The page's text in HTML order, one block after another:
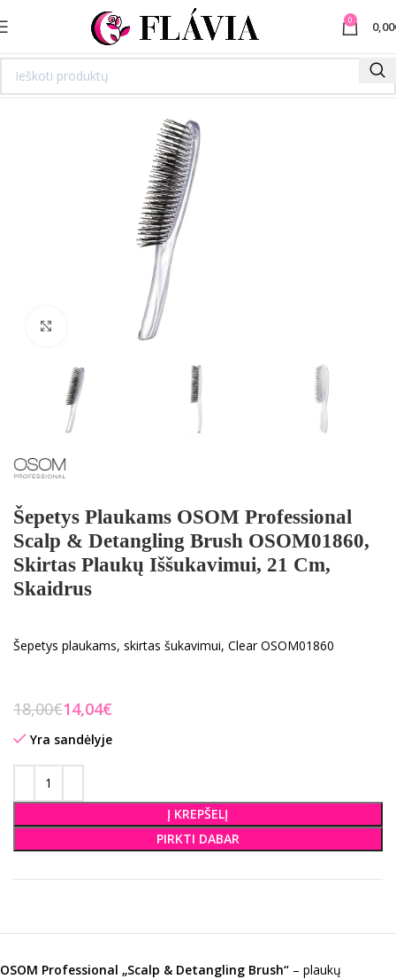
0 0,00
Spustelėkite norėdami padidinti
Šepetys Plaukams OSOM Professional
Scalp & Detangling Brush OSOM01860,
Skirtas Plaukų Iššukavimui, 21 Cm,
Skaidrus
Šepetys plaukams, skirtas šukavimui, Clear OSOM01860
18,00€14,04€
Yra sandėlyje
Į KREPŠELĮ
PIRKTI DABAR
OSOM Professional „Scalp & Detangling Brush“ – plaukų